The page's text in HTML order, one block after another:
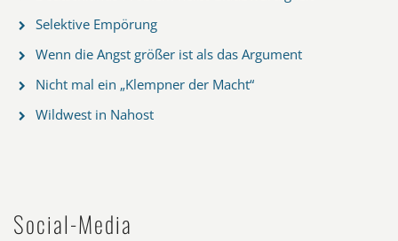
Selektive Empörung
Wenn die Angst größer ist als das Argument
Nicht mal ein „Klempner der Macht“
Wildwest in Nahost
Social-Media